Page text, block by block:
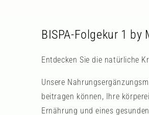
BISPA-Folgekur 1 by
Entdecken Sie die natürliche
Unsere
beitragen können, Ihre
Ernährung und eines